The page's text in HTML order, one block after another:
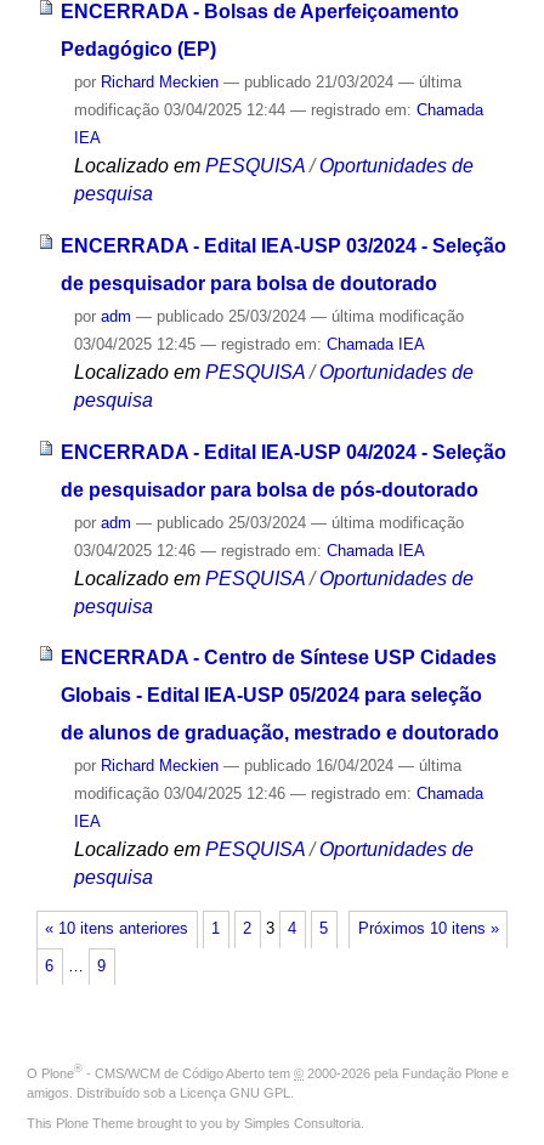
ENCERRADA - Bolsas de Aperfeiçoamento
Pedagógico (EP)
por Richard Meckien — publicado21/03/2024 — última
modificação03/04/2025 12:44 — registrado em: Chamada
IEA
Localizado em PESQUISA /Oportunidades de
pesquisa
ENCERRADA - Edital IEA-USP 03/2024 - Seleção
de pesquisador para bolsa de doutorado
por adm — publicado25/03/2024 — última modificação
03/04/2025 12:45 — registrado em: Chamada IEA
Localizado em PESQUISA /Oportunidades de
pesquisa
ENCERRADA - Edital IEA-USP 04/2024 - Seleção
de pesquisador para bolsa de pós-doutorado
por adm — publicado25/03/2024 — última modificação
03/04/2025 12:46 — registrado em: Chamada IEA
Localizado em PESQUISA /Oportunidades de
pesquisa
ENCERRADA - Centro de Síntese USP Cidades
Globais - Edital IEA-USP 05/2024 para seleção
de alunos de graduação, mestrado e doutorado
por Richard Meckien — publicado16/04/2024 — última
modificação03/04/2025 12:46 — registrado em: Chamada
IEA
Localizado em PESQUISA /Oportunidades de
pesquisa
« 10 itens anteriores Próximos 10 itens »
1 2 3 4 5
6 … 9
O Plone® - CMS/WCM de Código Aberto tem © 2000-2026 pela Fundação Plone e
amigos. Distribuído sob a Licença GNU GPL
This Plone Theme brought to you by Simples Consultoria